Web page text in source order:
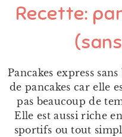
Recette:
Pancakes express
de pancakes car elle
pas beaucoup de
Elle est aussi riche
sportifs ou tout